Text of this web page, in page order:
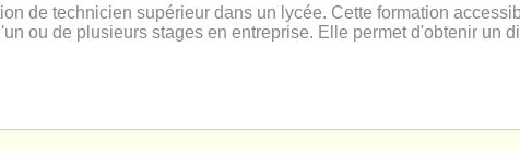
de technicien supérieur dans un lycée. Cette formation
ou de plusieurs stages en entreprise. Elle permet d'obtenir un